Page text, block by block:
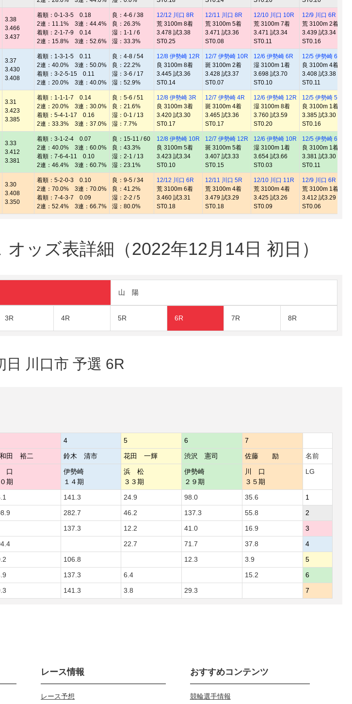
3.38
3.466
3.437
着順：0-1-3-5 0.18
2連：11.1% 3連：44.4%
着順：2-1-7-9 0.14
2連：15.8% 3連：52.6%
良：4-6 / 38
良：26.3%
湿：1-1 / 6
湿：33.3%
12/12 川口 8R
荒 3100m 8着
3.478 試3.38
ST0.25
12/11 川口 8R
荒 3100m 5着
3.471 試3.36
ST0.08
12/10 川口 10R
荒 3100m 7着
3.471 試3.34
ST0.11
12/9 川口 6R
荒 3100m 2着
3.439 試3.34
ST0.16
3.37
3.430
3.408
着順：1-3-1-5 0.11
2連：40.0% 3連：50.0%
着順：3-2-5-15 0.11
2連：20.0% 3連：40.0%
良：4-8 / 54
良：22.2%
湿：3-6 / 17
湿：52.9%
12/8 伊勢崎 12R
良 3100m 8着
3.445 試3.36
ST0.14
12/7 伊勢崎 10R
斑 3100m 2着
3.428 試3.37
ST0.07
12/6 伊勢崎 6R
湿 3100m 1着
3.698 試3.70
ST0.10
12/5 伊勢崎 6R
良 3100m 4着
3.408 試3.38
ST0.11
3.31
3.423
3.385
着順：1-1-1-7 0.14
2連：20.0% 3連：30.0%
着順：5-4-1-17 0.16
2連：33.3% 3連：37.0%
良：5-6 / 51
良：21.6%
湿：0-1 / 13
湿：7.7%
12/8 伊勢崎 3R
良 3100m 3着
3.420 試3.30
ST0.17
12/7 伊勢崎 4R
斑 3100m 4着
3.465 試3.36
ST0.17
12/6 伊勢崎 12R
湿 3100m 8着
3.760 試3.59
ST0.20
12/5 伊勢崎 5R
良 3100m 1着
3.385 試3.30
ST0.16
3.33
3.412
3.381
着順：3-1-2-4 0.07
2連：40.0% 3連：60.0%
着順：7-6-4-11 0.10
2連：46.4% 3連：60.7%
良：15-11 / 60
良：43.3%
湿：2-1 / 13
湿：23.1%
12/8 伊勢崎 10R
良 3100m 5着
3.423 試3.34
ST0.10
12/7 伊勢崎 12R
斑 3100m 5着
3.407 試3.33
ST0.15
12/6 伊勢崎 10R
湿 3100m 1着
3.654 試3.66
ST0.03
12/5 伊勢崎 6R
良 3100m 1着
3.381 試3.30
ST0.11
3.30
3.408
3.350
着順：5-2-0-3 0.10
2連：70.0% 3連：70.0%
着順：7-4-3-7 0.09
2連：52.4% 3連：66.7%
良：9-5 / 34
良：41.2%
湿：2-2 / 5
湿：80.0%
12/12 川口 6R
荒 3100m 6着
3.460 試3.31
ST0.18
12/11 川口 5R
荒 3100m 4着
3.479 試3.29
ST0.18
12/10 川口 11R
荒 3100m 4着
3.425 試3.26
ST0.09
12/9 川口 6R
荒 3100m 1着
3.412 試3.29
ST0.06
ッズ表詳細（2022年12月14日 初日）
山 陽
3R 4R 5R 6R 7R 8R
川口市 予選 6R
4 5 6
7
田 裕二 鈴木 清市 花田 一輝 渋沢 憲司 佐藤 励
名前
口
期
伊勢崎
１４期
浜 松
３３期
伊勢崎
２９期
川 口
３５期
LG
141.3 24.9 98.0 35.6
1
282.7 46.2 137.3 55.8
2
137.3 12.2 41.0 16.9
3
22.7 71.7 37.8
4
106.8 12.3 3.9
5
137.3 6.4 15.2
6
141.3 3.8 29.3 7
レース情報
レース予想
おすすめコンテンツ
競輪選手情報